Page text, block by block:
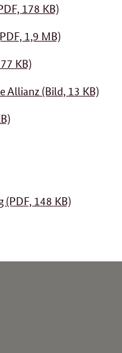
178 KB)
1,9 MB)
KB)
Allianz (Bild, 13 KB)
(PDF, 148 KB)